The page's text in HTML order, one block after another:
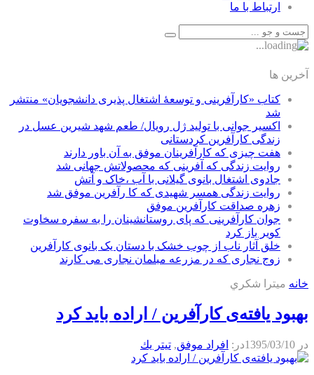
ارتباط با ما
آخرین ها
کتاب «کارآفرینی و توسعۀ اشتغال پذیری دانشجویان» منتشر
شد
اکسیر جوانی با تولید ژل رویال/ طعم شهد شیرین عسل‌ در
زندگی کارآفرین کردستانی
هفت چیزی که کارآفرینان موفق به آن باور دارند
روایت زندگی که آفرینی که محصولاتش جهانی شد
جادوی اشتغال بانوی گیلانی با آب ،خاک و آتش
روایت زندگی همسر شهیدی که کا رآفرین موفق شد
زهره صداقت کارآفرین موفق
جوان کارآفرینی که پای روستانشینان را به سفره سخاوت
کویر باز کرد
خلق آثار ناب از چوب خشک با دستان یک بانوی کارآفرین
زوج نجاری که در مزرعه مبلمان نجاری می کارند
خانه ميترا شكري
بهبود یافته‌ی کارآفرین / اراده باید کرد
در 1395/03/10در: افراد موفق, تيتر يك